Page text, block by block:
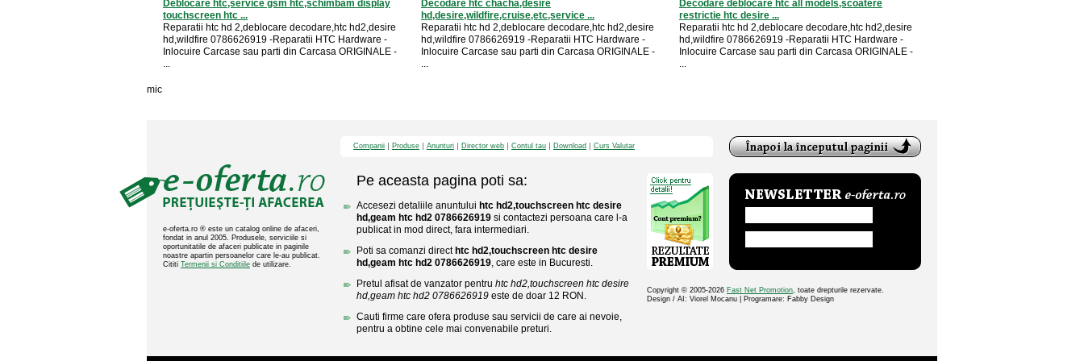
Deblocare htc,service gsm htc,schimbam display
touchscreen htc ...
Reparatii htc hd 2,deblocare decodare,htc hd2,desire
hd,wildfire 0786626919 -Reparatii HTC Hardware -
Inlocuire Carcase sau parti din Carcasa ORIGINALE -
...
Decodare htc chacha,desire
hd,desire,wildfire,cruise,etc,service ...
Reparatii htc hd 2,deblocare decodare,htc hd2,desire
hd,wildfire 0786626919 -Reparatii HTC Hardware -
Inlocuire Carcase sau parti din Carcasa ORIGINALE -
...
Decodare deblocare htc all models,scoatere
restrictie htc desire ...
Reparatii htc hd 2,deblocare decodare,htc hd2,desire
hd,wildfire 0786626919 -Reparatii HTC Hardware -
Inlocuire Carcase sau parti din Carcasa ORIGINALE -
...
mic
e-oferta.ro ® este un catalog online de afaceri,
fondat in anul 2005. Produsele, serviciile si
oportunitatile de afaceri publicate in paginile
noastre apartin persoanelor care le-au publicat.
Cititi Termenii si Conditiile de utilizare.
Companii Produse Anunturi Director web Contul tau Download Curs Valutar
Pe aceasta pagina poti sa:
Accesezi detaliile anuntului htc hd2,touchscreen htc desire
hd,geam htc hd2 0786626919 si contactezi persoana care l-a
publicat in mod direct, fara intermediari.
Poti sa comanzi direct htc hd2,touchscreen htc desire
hd,geam htc hd2 0786626919, care este in Bucuresti.
Pretul afisat de vanzator pentru htc hd2,touchscreen htc desire
hd,geam htc hd2 0786626919 este de doar 12 RON.
Cauti firme care ofera produse sau servicii de care ai nevoie,
pentru a obtine cele mai convenabile preturi.
Copyright © 2005-2026 Fast Net Promotion, toate drepturile rezervate.
Design / AI: Viorel Mocanu | Programare: Fabby Design